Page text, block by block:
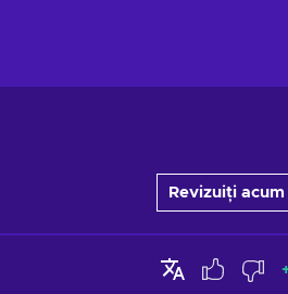
Revizuiți acum